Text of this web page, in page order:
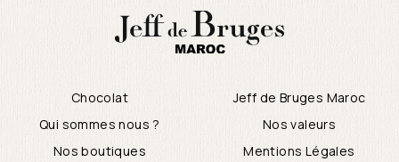
Chocolat
Jeff de Bruges Maroc
Qui sommes nous ?
Nos valeurs
Nos boutiques
Mentions Légales